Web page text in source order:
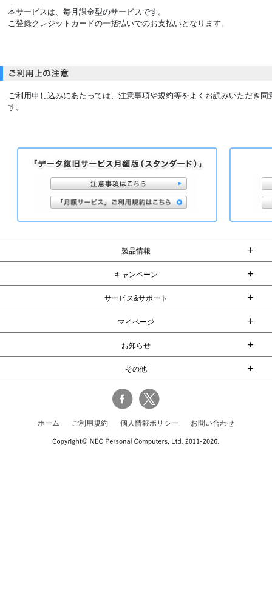
本サービスは、毎月課金型のサービスです。
ご登録クレジットカードの一括払いでのお支払いとなります。
ご利用申し込みにあたっては、注意事項や規約等をよくお読みいただき
す。
製品情報 +
キャンペーン +
サービス&サポート +
マイページ +
お知らせ +
その他 +
ホーム ご利用規約 個人情報ポリシー お問い合わせ